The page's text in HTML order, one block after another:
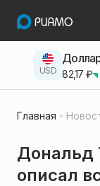
USD 82,17 ₽
Главная
Дональд
описал